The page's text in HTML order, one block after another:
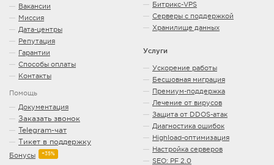
Вакансии
Миссия
Дата-центры
Репутация
Гарантии
Способы оплаты
Контакты
Помощь
Документация
Заказать звонок
Telegram-чат
Тикет в поддержку
Бонусы +35%
Битрикс-VPS
Серверы с поддержкой
Хранилище данных
Услуги
Ускорение работы
Бесшовная миграция
Премиум-поддержка
Лечение от вирусов
Защита от DDOS-атак
Диагностика ошибок
Highload-оптимизация
Настройка серверов
SEO: PF 2.0